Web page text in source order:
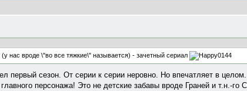
нас вроде \"во все тяжкие\" называется) - зачетный сериал
первый сезон. От серии к серии неровно. Но впечатляет в
персонажа! Это не детские забавы вроде Граней и т.н.-го